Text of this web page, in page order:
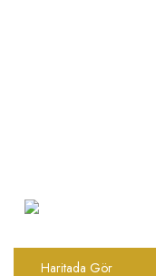
Haritada Gör